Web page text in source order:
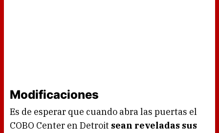
Modificaciones
Es de esperar que cuando abra las puertas el
COBO Center en Detroit sean reveladas sus